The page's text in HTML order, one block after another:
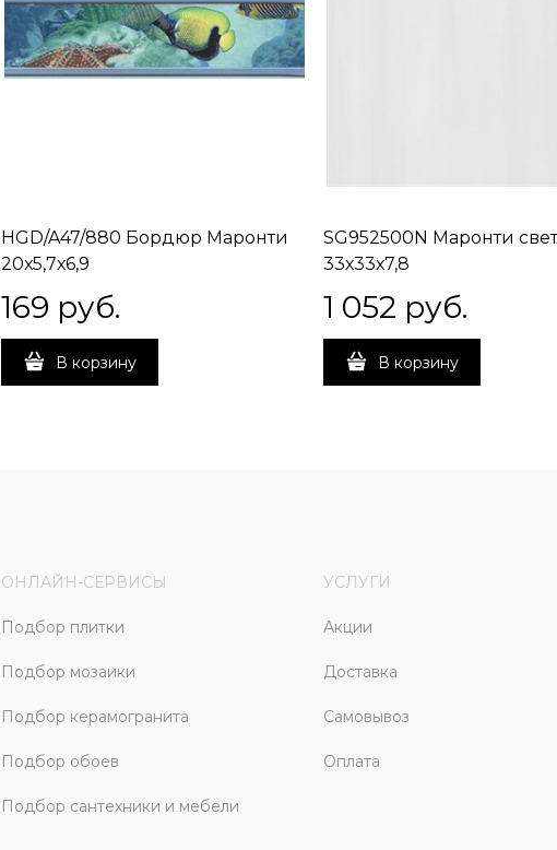
HGD/A47/880 Бордюр Маронти
20х5,7х6,9
169 руб.
В корзину
SG952500N Маронти
33х33х7,8
1 052 руб.
В корзину
ОНЛАЙН-СЕРВИСЫ
Подбор плитки
Подбор мозаики
Подбор керамогранита
Подбор обоев
Подбор сантехники и мебели
УСЛУГИ
Акции
Доставка
Самовывоз
Оплата